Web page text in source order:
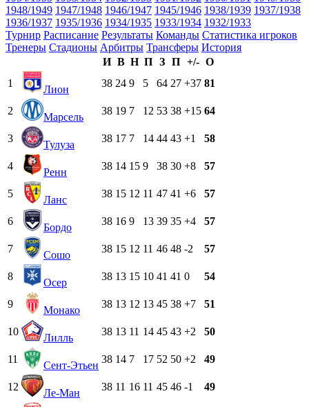
1948/1949 1947/1948 1946/1947 1945/1946 1938/1939 1937/1938
1936/1937 1935/1936 1934/1935 1933/1934 1932/1933
Турнир Расписание Результаты Команды Статистика игроков
Тренеры Стадионы Арбитры Трансферы История
И В Н П З П +/- О
1
Лион
38 24 9 5 64 27 +37 81
2
Марсель
38 19 7 12 53 38 +15 64
3
Тулуза
38 17 7 14 44 43 +1 58
4
Ренн
38 14 15 9 38 30 +8 57
5
Ланс
38 15 12 11 47 41 +6 57
6
Бордо
38 16 9 13 39 35 +4 57
7
Сошо
38 15 12 11 46 48 -2 57
8
Осер
38 13 15 10 41 41 0 54
9
Монако
38 13 12 13 45 38 +7 51
10
Лилль
38 13 11 14 45 43 +2 50
11
Сент-Этьен
38 14 7 17 52 50 +2 49
12
Ле-Ман
38 11 16 11 45 46 -1 49